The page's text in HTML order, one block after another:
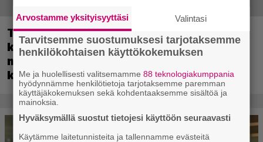
Tulevassa ajopelissä voi kokea
kyytipalveluyrittäjän arjen – jokaisella
matkustajalla on oma hulvaton,
koskettava tai outo tarinansa
Arvostamme yksityisyyttäsi Valintasi
Tarvitsemme suostumuksesi tarjotaksemme
henkilökohtaisen käyttökokemuksen
Me ja huolellisesti valitsemamme88 teknologiakumppania
hyödynnämme henkilötietoja tarjotaksemme paremman
käyttäjäkokemuksen sekä kohdentaaksemme sisältöä ja
mainoksia.
Hyväksymällä suostut tietojesi käyttöön seuraavasti
Käytämme laitetunnisteita ja tallennamme evästeitä